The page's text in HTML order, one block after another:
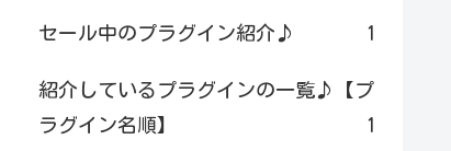
セール中のプラグイン紹介♪ 1
紹介しているプラグインの一覧♪【プ
ラグイン名順】
1